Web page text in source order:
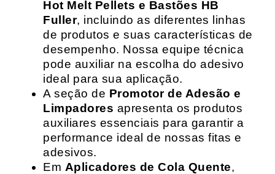
Hot Melt Pellets e Bastões HB
Fuller, incluindo as diferentes linhas
de produtos e suas características de
desempenho. Nossa equipe técnica
pode auxiliar na escolha do adesivo
ideal para sua aplicação.
A seção de Promotor de Adesão e
Limpadores apresenta os produtos
auxiliares essenciais para garantir a
performance ideal de nossas fitas e
adesivos.
Em Aplicadores de Cola Quente,